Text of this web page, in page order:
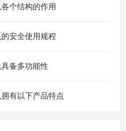
个结构的作用
安全使用规程
备多功能性
有以下产品特点